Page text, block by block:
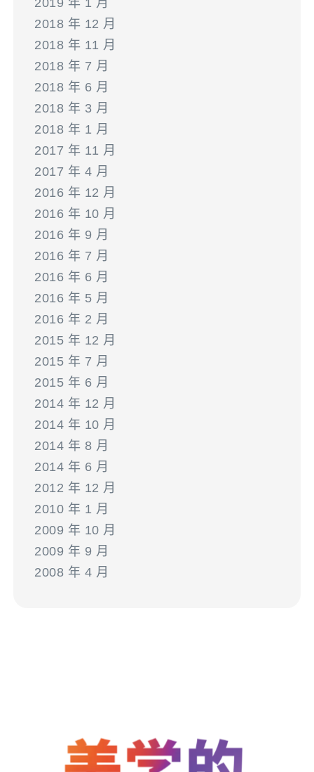
2019 年 1 月
2018 年 12 月
2018 年 11 月
2018 年 7 月
2018 年 6 月
2018 年 3 月
2018 年 1 月
2017 年 11 月
2017 年 4 月
2016 年 12 月
2016 年 10 月
2016 年 9 月
2016 年 7 月
2016 年 6 月
2016 年 5 月
2016 年 2 月
2015 年 12 月
2015 年 7 月
2015 年 6 月
2014 年 12 月
2014 年 10 月
2014 年 8 月
2014 年 6 月
2012 年 12 月
2010 年 1 月
2009 年 10 月
2009 年 9 月
2008 年 4 月